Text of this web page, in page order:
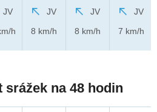
JV
h
JV
8 km/h
JV
8 km/h
JV
7 km/h
na 48 hodin